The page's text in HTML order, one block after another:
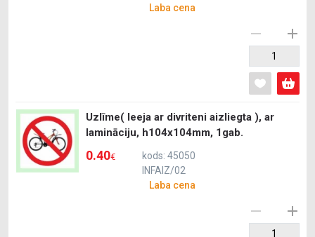
Laba cena
Uzlīme( Ieeja ar divriteni aizliegta ), ar
lamināciju, h104x104mm, 1gab.
0.40€
kods: 45050
INFAIZ/02
Laba cena